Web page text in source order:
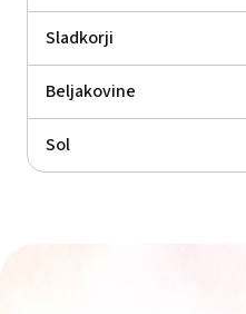
Sladkorji
Beljakovine
Sol